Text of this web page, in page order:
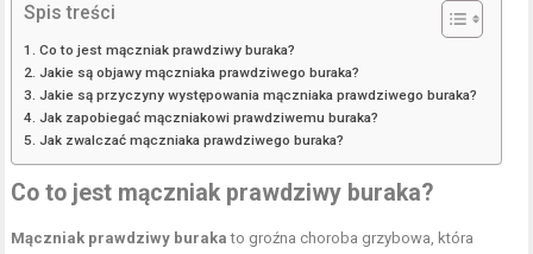
Spis treści
Co to jest mączniak prawdziwy buraka?
Jakie są objawy mączniaka prawdziwego buraka?
Jakie są przyczyny występowania mączniaka prawdziwego buraka?
Jak zapobiegać mączniakowi prawdziwemu buraka?
Jak zwalczać mączniaka prawdziwego buraka?
Co to jest mączniak prawdziwy buraka?
Mączniak prawdziwy buraka to groźna choroba grzybowa, która